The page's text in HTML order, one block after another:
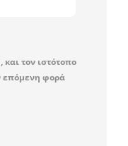
τον ιστότοπο
επόμενη φορά